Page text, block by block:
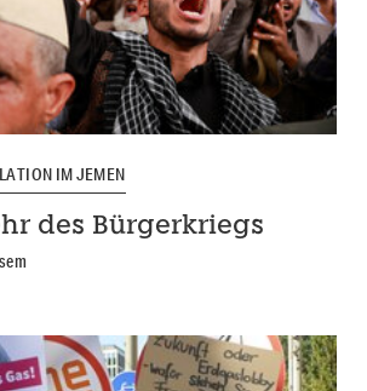
IM JEMEN
des Bürgerkriegs